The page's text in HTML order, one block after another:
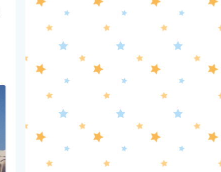
2:10
バスケ☆FIVE～日本バスケ応援
宣言～
2:25
Get Sports
おはようゴーちゃん。